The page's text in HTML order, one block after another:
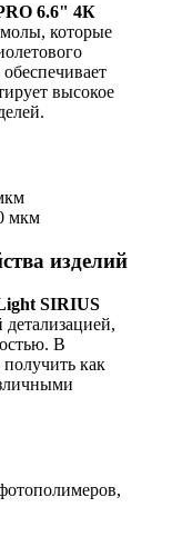
6.6" 4К
которые
высокое
мкм
изделий
SIRIUS
В
как